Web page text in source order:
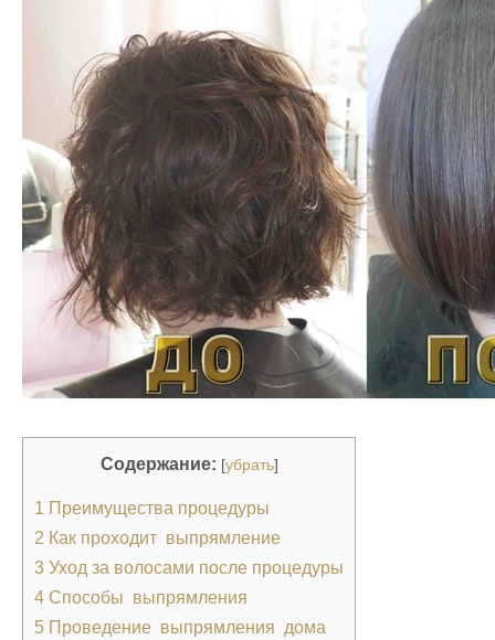
Содержание: [убрать]
1 Преимущества процедуры
2 Как проходит выпрямление
3 Уход за волосами после процедуры
4 Способы выпрямления
5 Проведение выпрямления дома